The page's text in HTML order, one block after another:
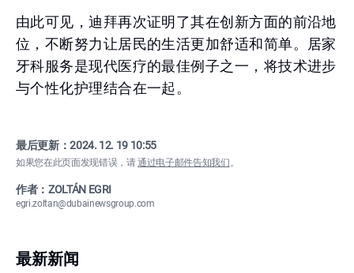
由此可见，迪拜再次证明了其在创新方面的前沿地
位，不断努力让居民的生活更加舒适和简单。居家
牙科服务是现代医疗的最佳例子之一，将技术进步
与个性化护理结合在一起。
最后更新：2024. 12. 19 10:55
如果您在此页面发现错误，请通过电子邮件告知我们。
作者：ZOLTÁN EGRI
egri.zoltan@dubainewsgroup.com
最新新闻